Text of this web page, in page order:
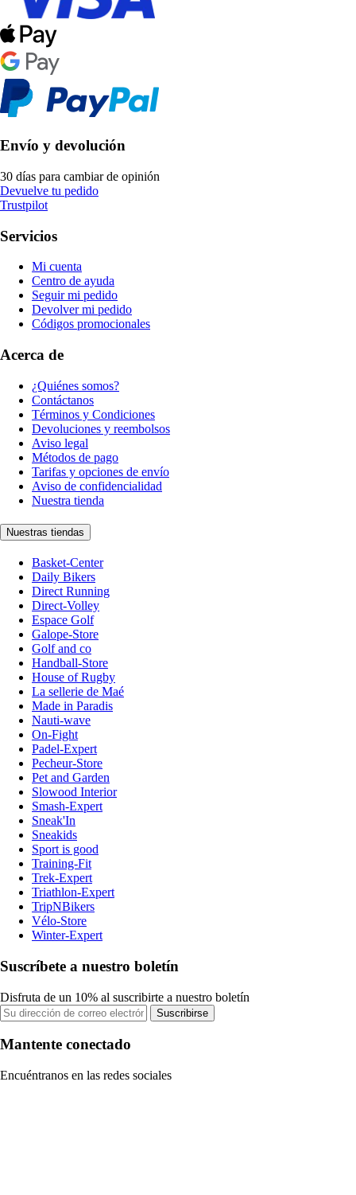
Envío y devolución
30 días para cambiar de opinión
Devuelve tu pedido
Trustpilot
Servicios
Mi cuenta
Centro de ayuda
Seguir mi pedido
Devolver mi pedido
Códigos promocionales
Acerca de
¿Quiénes somos?
Contáctanos
Términos y Condiciones
Devoluciones y reembolsos
Aviso legal
Métodos de pago
Tarifas y opciones de envío
Aviso de confidencialidad
Nuestra tienda
Nuestras tiendas
Basket-Center
Daily Bikers
Direct Running
Direct-Volley
Espace Golf
Galope-Store
Golf and co
Handball-Store
House of Rugby
La sellerie de Maé
Made in Paradis
Nauti-wave
On-Fight
Padel-Expert
Pecheur-Store
Pet and Garden
Slowood Interior
Smash-Expert
Sneak'In
Sneakids
Sport is good
Training-Fit
Trek-Expert
Triathlon-Expert
TripNBikers
Vélo-Store
Winter-Expert
Suscríbete a nuestro boletín
Disfruta de un 10% al suscribirte a nuestro boletín
Suscribirse
Mantente conectado
Encuéntranos en las redes sociales